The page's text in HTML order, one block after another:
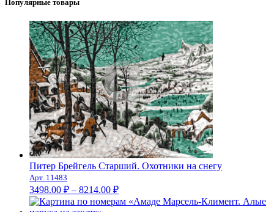
Популярные товары
Питер Брейгель Старший. Охотники на снегу
Арт. 11483
3498.00 ₽ – 8214.00 ₽Диапазон
цен: